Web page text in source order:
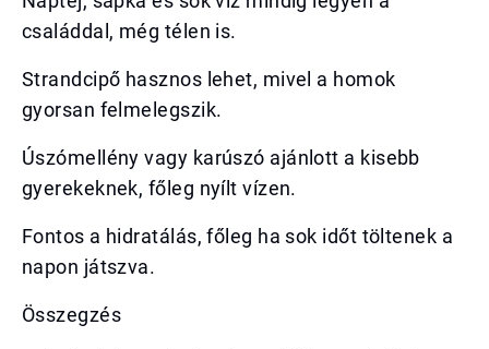
családdal, még télen is.
Strandcipő hasznos lehet, mivel a homok
gyorsan felmelegszik.
Úszómellény vagy karúszó ajánlott a kisebb
gyerekeknek, főleg nyílt vízen.
Fontos a hidratálás, főleg ha sok időt töltenek a
napon játszva.
Összegzés